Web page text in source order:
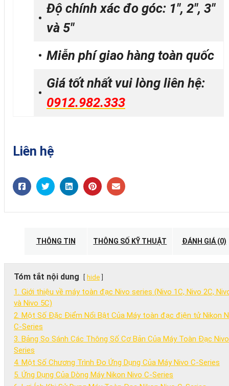
Độ chính xác đo góc: 1″, 2″, 3″
và 5″
Miễn phí giao hàng toàn quốc
Giá tốt nhất vui lòng liên hệ:
0912.982.333
Liên hệ
THÔNG TIN THÔNG SỐ KỸ THUẬT ĐÁNH GIÁ (0)
Tóm tắt nội dung hide
1. Giới thiệu về máy toàn đạc Nivo series (Nivo 1C, Nivo 2C,
và Nivo 5C)
2. Một Số Đặc Điểm Nổi Bật Của Máy toàn đạc điện tử Nikon
C-Series
3. Bảng So Sánh Các Thông Số Cơ Bản Của Máy Toàn Đạc
Series
4. Một Số Chương Trình Đo Ứng Dụng Của Máy Nivo C-Series
5. Ứng Dụng Của Dòng Máy Nikon Nivo C-Series